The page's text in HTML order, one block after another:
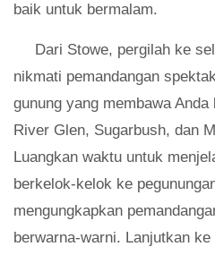
baik untuk bermalam.
Dari Stowe, pergilah ke
nikmati pemandangan
gunung yang membawa
River Glen, Sugarbush, dan
Luangkan waktu untuk
berkelok-kelok ke
mengungkapkan
berwarna-warni. Lanjutkan